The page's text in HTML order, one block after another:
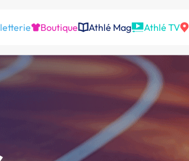
Boutique Athlé Mag Athlé TV